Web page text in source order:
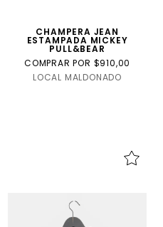
CHAMPERA JEAN
ESTAMPADA MICKEY
PULL&BEAR
COMPRAR POR $910,00
LOCAL MALDONADO